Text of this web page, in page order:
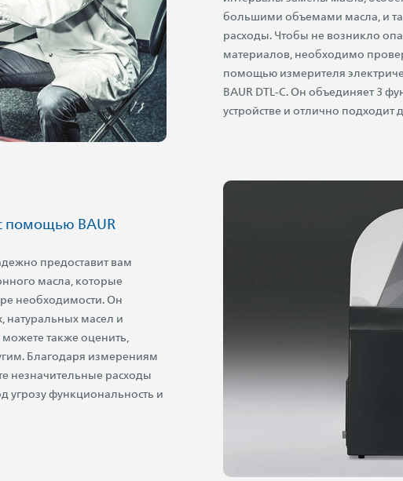
большими объемами масла, и
расходы. Чтобы не возникло
материалов, необходимо
помощью измерителя
BAUR DTL-C. Он объединяет 3
устройстве и отлично
помощью BAUR
предоставит вам
масла, которые
необходимости. Он
натуральных масел и
можете также оценить,
Благодаря измерениям
незначительные расходы
угрозу функциональность и